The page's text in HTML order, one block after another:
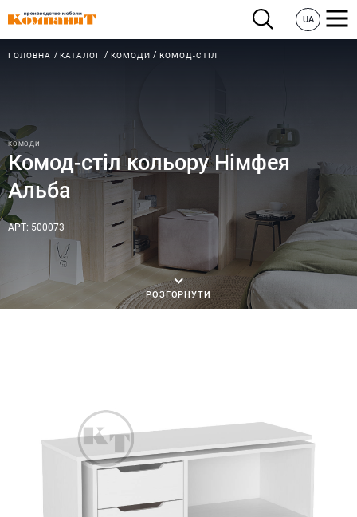
UA
ГОЛОВНА КАТАЛОГ КОМОДИ КОМОД-СТІЛ
КОМОДИ
Комод-стіл кольору Німфея
Альба
АРТ: 500073
РОЗГОРНУТИ